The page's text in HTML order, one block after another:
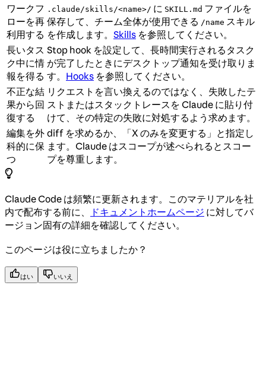
ワークフ
ローを再
利用する
.claude/skills/<name>/ に SKILL.md ファイルを
保存して、チーム全体が使用できる /name スキル
を作成します。 Skills を参照してください。
長いタス
ク中に情
報を得る
Stop hook を設定して、長時間実行されるタスク
が完了したときにデスクトップ通知を受け取りま
す。 Hooks を参照してください。
不正な結
果から回
復する
リクエストを言い換えるのではなく、失敗したテ
ストまたはスタックトレースを Claude に貼り付
けて、その特定の失敗に対処するよう求めます。
編集を外
科的に保
つ
diff を求めるか、「X のみを変更する」と指定し
ます。Claude はスコープが述べられるとスコー
プを尊重します。
Claude Code は頻繁に更新されます。このマテリアルを社
内で配布する前に、
ドキュメントホームページ に対してバ
ージョン固有の詳細を確認してください。
このページは役に立ちましたか？
はい いいえ